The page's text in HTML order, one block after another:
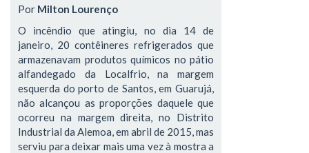
Por Milton Lourenço
O incêndio que atingiu, no dia 14 de
janeiro, 20 contêineres refrigerados que
armazenavam produtos químicos no pátio
alfandegado da Localfrio, na margem
esquerda do porto de Santos, em Guarujá,
não alcançou as proporções daquele que
ocorreu na margem direita, no Distrito
Industrial da Alemoa, em abril de 2015, mas
serviu para deixar mais uma vez à mostra a